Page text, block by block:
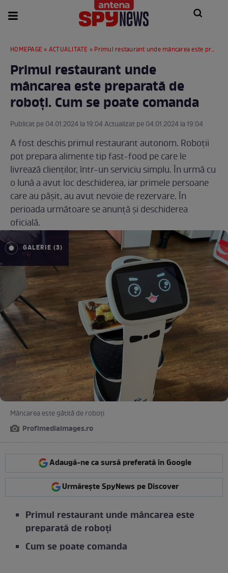
HOMEPAGE » ACTUALITATE » Primul restaurant unde mâncarea este preparată de roboți. Cum se poate comanda
Primul restaurant unde
mâncarea este preparată de
roboți. Cum se poate comanda
Publicat pe 04.01.2024 la 19:04 Actualizat pe 04.01.2024 la 19:04
A fost deschis primul restaurant autonom. Roboții
pot prepara alimente tip fast-food pe care le
livrează clienților, într-un serviciu simplu. În urmă cu
o lună a avut loc deschiderea, iar primele persoane
care au pășit, au avut nevoie de rezervare. În
perioada următoare se anunță și deschiderea
oficială.
GALERIE (3)
Mâncarea este gătită de roboți
Profimediaimages.ro
Adaugă-ne ca sursă preferată în Google
Urmărește SpyNews pe Discover
Primul restaurant unde mâncarea este
preparată de roboți
Cum se poate comanda